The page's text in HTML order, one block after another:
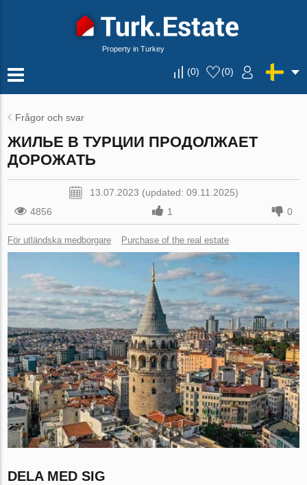
Property in Turkey
(0) (0)
Frågor och svar
ЖИЛЬЕ В ТУРЦИИ ПРОДОЛЖАЕТ
ДОРОЖАТЬ
13.07.2023 (updated: 09.11.2025)
4856
1 0
För utländska medborgare Purchase of the real estate
DELA MED SIG